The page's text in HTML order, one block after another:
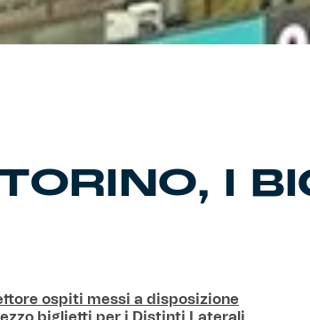
I
ospiti messi a disposizione
biglietti per i Distinti Laterali